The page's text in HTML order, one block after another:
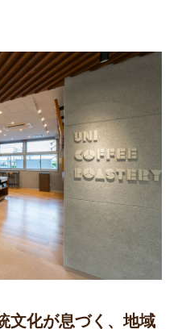
文化が息づく、地域